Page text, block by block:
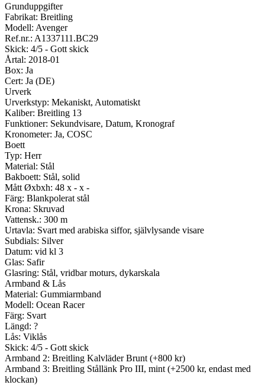
Grunduppgifter
Fabrikat: Breitling
Modell: Avenger
Ref.nr.: A1337111.BC29
Skick: 4/5 - Gott skick
Årtal: 2018-01
Box: Ja
Cert: Ja (DE)
Urverk
Urverkstyp: Mekaniskt, Automatiskt
Kaliber: Breitling 13
Funktioner: Sekundvisare, Datum, Kronograf
Kronometer: Ja, COSC
Boett
Typ: Herr
Material: Stål
Bakboett: Stål, solid
Mått Øxbxh: 48 x - x -
Färg: Blankpolerat stål
Krona: Skruvad
Vattensk.: 300 m
Urtavla: Svart med arabiska siffor, självlysande visare
Subdials: Silver
Datum: vid kl 3
Glas: Safir
Glasring: Stål, vridbar moturs, dykarskala
Armband & Lås
Material: Gummiarmband
Modell: Ocean Racer
Färg: Svart
Längd: ?
Lås: Viklås
Skick: 4/5 - Gott skick
Armband 2: Breitling Kalvläder Brunt (+800 kr)
Armband 3: Breitling Stållänk Pro III, mint (+2500 kr, endast med
klockan)